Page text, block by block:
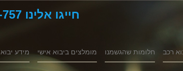
חייגו אלינו 1-700-707-757
רכב חלומות שהגשמנו מומלצים ביבוא אישי מידע